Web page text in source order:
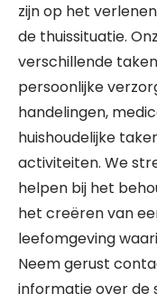
zijn op het
de thuissituatie.
verschillende
persoonlijke
handelingen,
huishoudelijke
activiteiten. We
helpen bij het
het creëren van
leefomgeving
Neem gerust
informatie over de